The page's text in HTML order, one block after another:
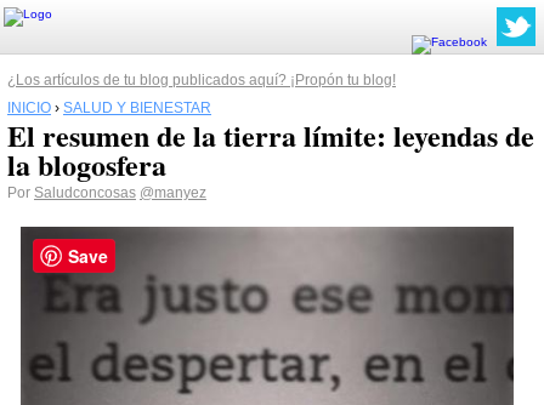
¿Los artículos de tu blog publicados aquí? ¡Propón tu blog!
INICIO › SALUD Y BIENESTAR
El resumen de la tierra límite: leyendas de
la blogosfera
Por Saludconcosas @manyez
Save